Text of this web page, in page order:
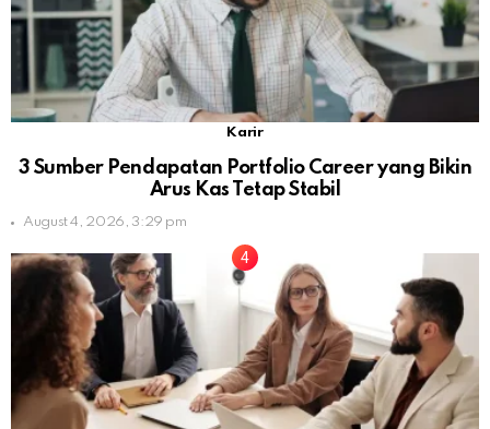
Karir
3 Sumber Pendapatan Portfolio Career yang Bikin
Arus Kas Tetap Stabil
August 4, 2026, 3:29 pm